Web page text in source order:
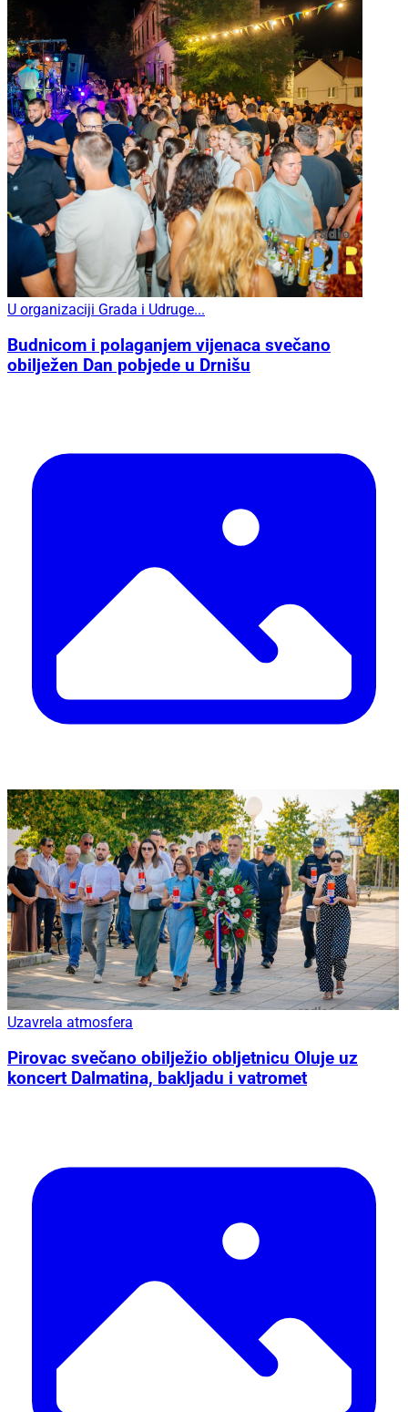
U organizaciji Grada i Udruge...
Budnicom i polaganjem vijenaca svečano
obilježen Dan pobjede u Drnišu
Uzavrela atmosfera
Pirovac svečano obilježio obljetnicu Oluje uz
koncert Dalmatina, bakljadu i vatromet